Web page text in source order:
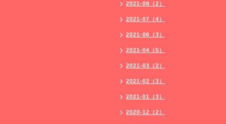
2021-08（2）
2021-07（4）
2021-06（3）
2021-04（5）
2021-03（2）
2021-02（3）
2021-01（3）
2020-12（2）